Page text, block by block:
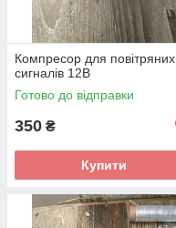
Компресор для повітряних
сигналів 12В
Готово до відправки
350 ₴
Купити